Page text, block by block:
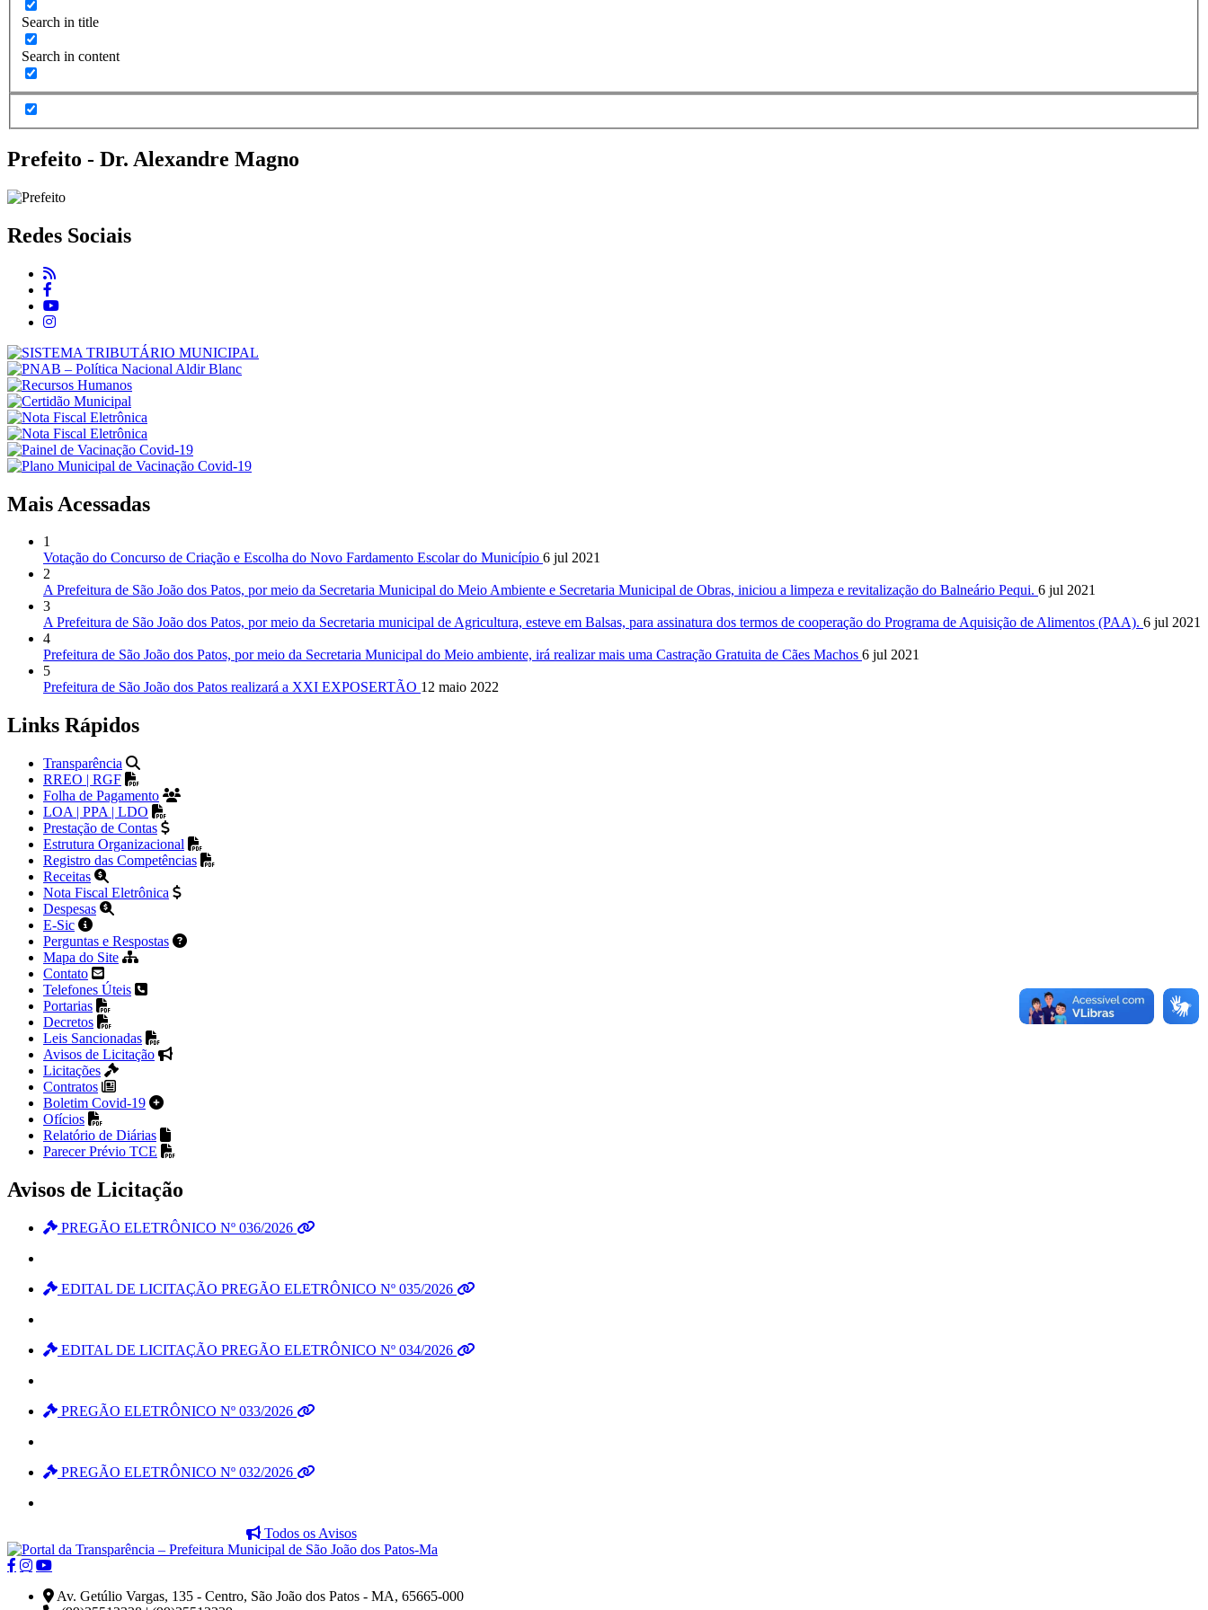
Search in title
Search in content
Prefeito - Dr. Alexandre Magno
Redes Sociais
Mais Acessadas
1
Votação do Concurso de Criação e Escolha do Novo Fardamento Escolar do Município 6 jul 2021
2
A Prefeitura de São João dos Patos, por meio da Secretaria Municipal do Meio Ambiente e Secretaria Municipal de Obras, iniciou a limpeza e revitalização do Balneário Pequi. 6 jul 2021
3
A Prefeitura de São João dos Patos, por meio da Secretaria municipal de Agricultura, esteve em Balsas, para assinatura dos termos de cooperação do Programa de Aquisição de Alimentos (PAA). 6 jul 2021
4
Prefeitura de São João dos Patos, por meio da Secretaria Municipal do Meio ambiente, irá realizar mais uma Castração Gratuita de Cães Machos 6 jul 2021
5
Prefeitura de São João dos Patos realizará a XXI EXPOSERTÃO 12 maio 2022
Links Rápidos
Transparência
RREO | RGF
Folha de Pagamento
LOA | PPA | LDO
Prestação de Contas
Estrutura Organizacional
Registro das Competências
Receitas
Nota Fiscal Eletrônica
Despesas
E-Sic
Perguntas e Respostas
Mapa do Site
Contato
Telefones Úteis
Portarias
Decretos
Leis Sancionadas
Avisos de Licitação
Licitações
Contratos
Boletim Covid-19
Ofícios
Relatório de Diárias
Parecer Prévio TCE
Avisos de Licitação
PREGÃO ELETRÔNICO Nº 036/2026
EDITAL DE LICITAÇÃO PREGÃO ELETRÔNICO Nº 035/2026
EDITAL DE LICITAÇÃO PREGÃO ELETRÔNICO Nº 034/2026
PREGÃO ELETRÔNICO Nº 033/2026
PREGÃO ELETRÔNICO Nº 032/2026
Todos os Avisos
Av. Getúlio Vargas, 135 - Centro, São João dos Patos - MA, 65665-000